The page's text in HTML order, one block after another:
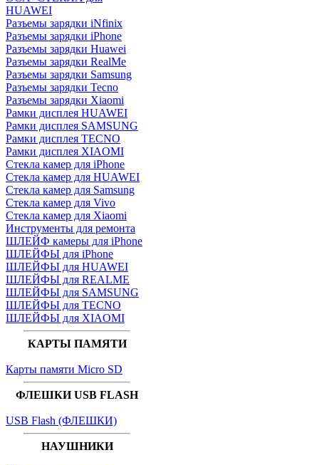
HUAWEI
Разъемы зарядки iNfinix
Разъемы зарядки iPhone
Разъемы зарядки Huawei
Разъемы зарядки RealMe
Разъемы зарядки Samsung
Разъемы зарядки Tecno
Разъемы зарядки Xiaomi
Рамки дисплея HUAWEI
Рамки дисплея SAMSUNG
Рамки дисплея TECNO
Рамки дисплея XIAOMI
Стекла камер для iPhone
Стекла камер для HUAWEI
Стекла камер для Samsung
Стекла камер для Vivo
Стекла камер для Xiaomi
Инструменты для ремонта
ШЛЕЙФ камеры для iPhone
ШЛЕЙФЫ для iPhone
ШЛЕЙФЫ для HUAWEI
ШЛЕЙФЫ для REALME
ШЛЕЙФЫ для SAMSUNG
ШЛЕЙФЫ для TECNO
ШЛЕЙФЫ для XIAOMI
КАРТЫ ПАМЯТИ
Карты памяти Micro SD
ФЛЕШКИ USB FLASH
USB Flash (ФЛЕШКИ)
НАУШНИКИ